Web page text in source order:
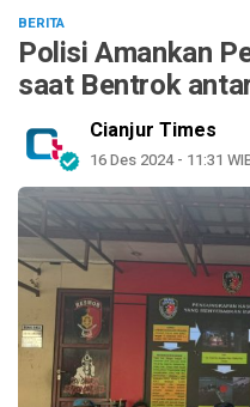
BERITA
Polisi Amankan
saat Bentrok
Cianjur Times
16 Des 2024 - 11:31